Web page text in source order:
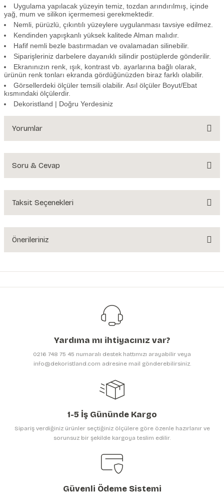
Uygulama yapılacak yüzeyin temiz, tozdan arındırılmış, içinde
yağ, mum ve silikon içermemesi gerekmektedir.
Nemli, pürüzlü, çıkıntılı yüzeylere uygulanması tavsiye edilmez.
Kendinden yapışkanlı yüksek kalitede Alman malıdır.
Hafif nemli bezle bastırmadan ve ovalamadan silinebilir.
Siparişleriniz darbelere dayanıklı silindir postüplerde gönderilir.
Ekranınızın renk, ışık, kontrast vb. ayarlarına bağlı olarak,
ürünün renk tonları ekranda gördüğünüzden biraz farklı olabilir.
Görsellerdeki ölçüler temsili olabilir. Asıl ölçüler Boyut/Ebat
kısmındaki ölçülerdir.
Dekoristland | Doğru Yerdesiniz
Yorumlar
Soru & Cevap
Ürün hakkında henüz soru sorulmamış.
Taksit Seçenekleri
Önerileriniz
yetersiz gördüğünüz noktaları öneri formunu kullanarak tarafımıza
Görüş ve önerileriniz için teşekkür ederiz.
Ürün resmi kalitesiz, bozuk veya görüntülenemiyor.
Ürün bilgilerinde hatalar bulunuyor.
Gönder
Yardıma mı ihtiyacınız var?
0216 748 75 45 numaralı destek hattımızı arayabilir veya
info@dekoristland.com adresine mail gönderebilirsiniz.
1-5 İş Gününde Kargo
Sipariş verdiğiniz ürünler seçtiğiniz ölçülere göre özenle hazırlanır ve
sorunsuz bir şekilde kargoya teslim edilir.
Güvenli Ödeme Sistemi